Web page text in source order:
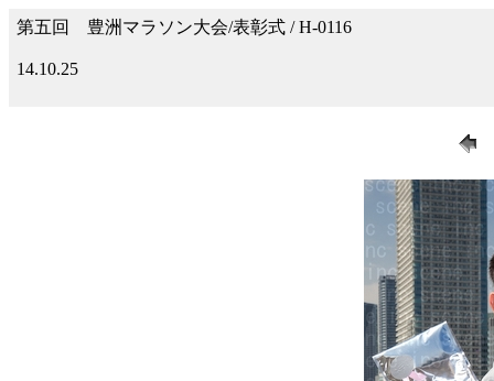
第五回 豊洲マラソン大会/表彰式 / H-0116
14.10.25